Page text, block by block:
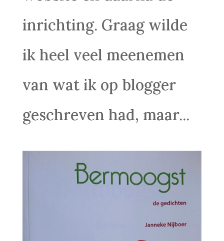
inrichting. Graag wilde
ik heel veel meenemen
van wat ik op blogger
geschreven had, maar...